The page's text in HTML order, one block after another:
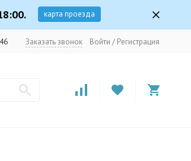
карта проезда
Заказать звонок Войти / Регистрация